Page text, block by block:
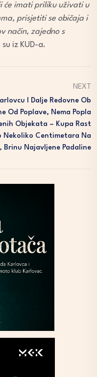
će imati priliku uživati u
prisjetiti se običaja i
način, zajedno s
iz KUD-a.
NEXT
I Dalje Redovne Ob
Od Poplave, Nema Popla
Objekata – Kupa Rast
Nekoliko Centimetara Na
Brinu Najavljene Padaline